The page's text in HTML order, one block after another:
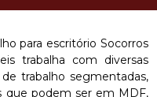
para escritório Socorros
trabalha com diversas
trabalho segmentadas,
que podem ser em MDF,